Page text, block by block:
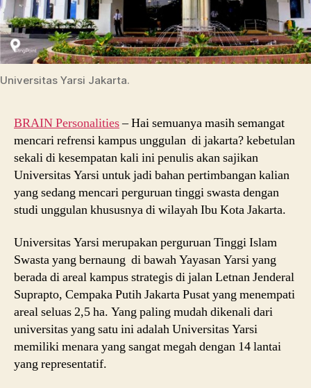
Universitas Yarsi Jakarta.
BRAIN Personalities– Hai semuanya masih semangat
mencari refrensi kampus unggulan di jakarta? kebetulan
sekali di kesempatan kali ini penulis akan sajikan
Universitas Yarsi untuk jadi bahan pertimbangan kalian
yang sedang mencari perguruan tinggi swasta dengan
studi unggulan khususnya di wilayah Ibu Kota Jakarta.
Universitas Yarsi merupakan perguruan Tinggi Islam
Swasta yang bernaung di bawah Yayasan Yarsi yang
berada di areal kampus strategis di jalan Letnan Jenderal
Suprapto, Cempaka Putih Jakarta Pusat yang menempati
areal seluas 2,5 ha. Yang paling mudah dikenali dari
universitas yang satu ini adalah Universitas Yarsi
memiliki menara yang sangat megah dengan 14 lantai
yang representatif.